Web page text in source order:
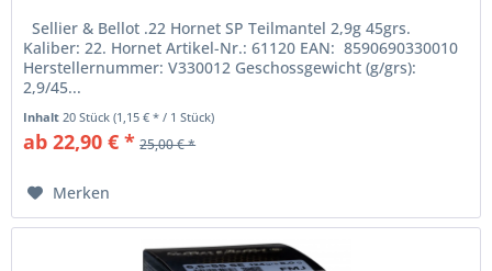
Sellier & Bellot .22 Hornet SP Teilmantel 2,9g 45grs.
Kaliber: 22. Hornet Artikel-Nr.: 61120 EAN: 8590690330010
Herstellernummer: V330012 Geschossgewicht (g/grs):
2,9/45...
Inhalt 20 Stück(1,15 € * / 1 Stück)
ab 22,90 € * 25,00 € *
Merken